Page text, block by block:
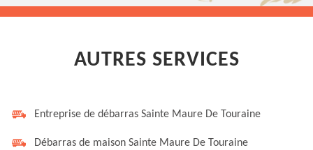
AUTRES SERVICES
Entreprise de débarras Sainte Maure De Touraine
Débarras de maison Sainte Maure De Touraine